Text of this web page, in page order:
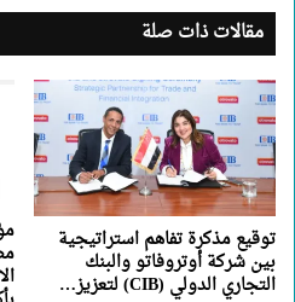
مقالات ذات صلة
توقيع مذكرة تفاهم استراتيجية
بين شركة أوتروفاتو والبنك
التجاري الدولي (CIB) لتعزيز…